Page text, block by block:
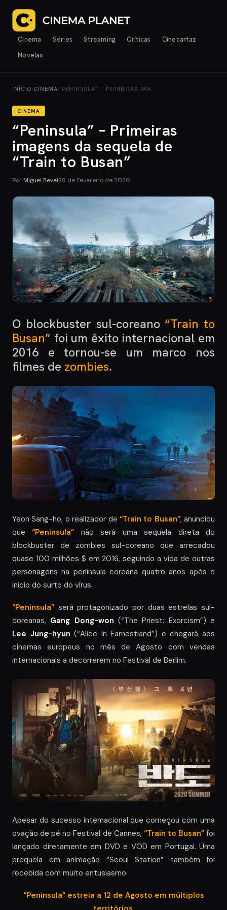
Cinema Séries Streaming Críticas
Cinecartaz
Novelas
INÍCIO› CINEMA›“PENINSULA” – PRIMEIRAS IMA…
CINEMA
“Peninsula” – Primeiras
imagens da sequela de
“Train to Busan”
Por Miguel Revel28 de Fevereiro de 2020
O blockbuster sul-coreano“Train to
Busan” foi um êxito internacional em
2016 e tornou-se um marco nos
filmes de zombies.
Yeon Sang-ho, o realizador de “Train to Busan”, anunciou
que“Peninsula” não será uma sequela direta do
blockbuster de zombies sul-coreano que arrecadou
quase 100 milhões $ em 2016, seguindo a vida de outras
personagens na península coreana quatro anos após o
início do surto do vírus.
“Peninsula” será protagonizado por duas estrelas sul-
coreanas, Gang Dong-won (“The Priest: Exorcism”) e
Lee Jung-hyun (“Alice in Earnestland”) e chegará aos
cinemas europeus no mês de Agosto com vendas
internacionais a decorrerem no Festival de Berlim.
Apesar do sucesso internacional que começou com uma
ovação de pé no Festival de Cannes, “Train to Busan”foi
lançado diretamente em DVD e VOD em Portugal. Uma
prequela em animação “Seoul Station” também foi
recebida com muito entusiasmo.
“Peninsula” estreia a 12 de Agosto em múltiplos